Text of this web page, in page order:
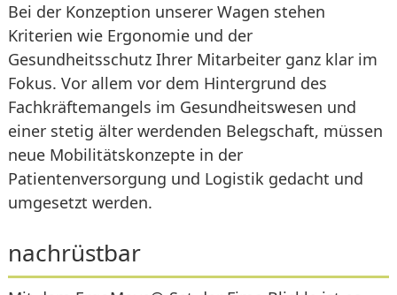
Bei der Konzeption unserer Wagen stehen
Kriterien wie Ergonomie und der
Gesundheitsschutz Ihrer Mitarbeiter ganz klar im
Fokus. Vor allem vor dem Hintergrund des
Fachkräftemangels im Gesundheitswesen und
einer stetig älter werdenden Belegschaft, müssen
neue Mobilitätskonzepte in der
Patientenversorgung und Logistik gedacht und
umgesetzt werden.
nachrüstbar